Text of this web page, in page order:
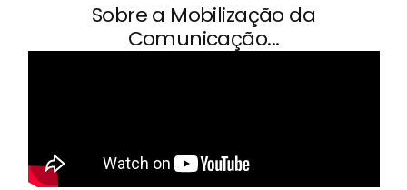
Sobre a Mobilização da
Comunicação...